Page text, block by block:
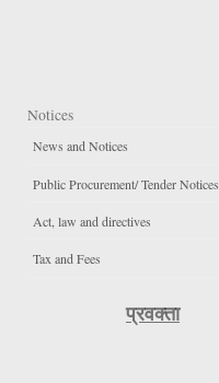
Notices
News and Notices
Public Procurement/ Tender Notices
Act, law and directives
Tax and Fees
प्रवक्ता